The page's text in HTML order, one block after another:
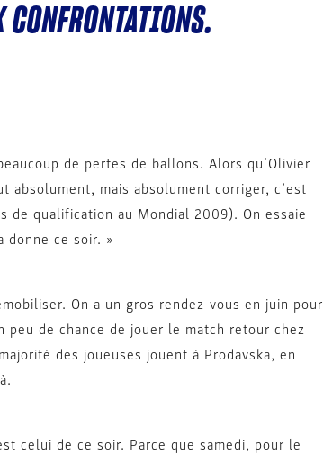
CONFRONTATIONS.
de pertes de ballons. Alors qu’Olivier
absolument, mais absolument corriger, c’est
qualification au Mondial 2009). On essaie
donne ce soir. »
On a un gros rendez-vous en juin pour
de chance de jouer le match retour chez
des joueuses jouent à Prodavska, en
celui de ce soir. Parce que samedi, pour le